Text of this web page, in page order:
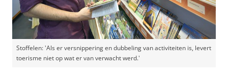
Stoffelen: 'Als er versnippering en dubbeling van activiteiten is, levert
toerisme niet op wat er van verwacht werd.'